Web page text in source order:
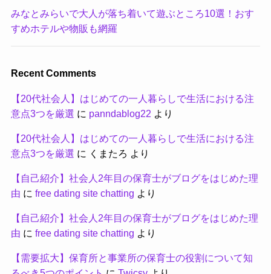
みなとみらいで大人が落ち着いて遊ぶところ10選！おす
すめホテルや物販も網羅
Recent Comments
【20代社会人】はじめての一人暮らしで生活における注
意点3つを厳選 に panndablog22 より
【20代社会人】はじめての一人暮らしで生活における注
意点3つを厳選 に くまたろ より
【自己紹介】社会人2年目の保育士がブログをはじめた理
由 に free dating site chatting より
【自己紹介】社会人2年目の保育士がブログをはじめた理
由 に free dating site chatting より
【需要拡大】保育所と事業所の保育士の役割について知